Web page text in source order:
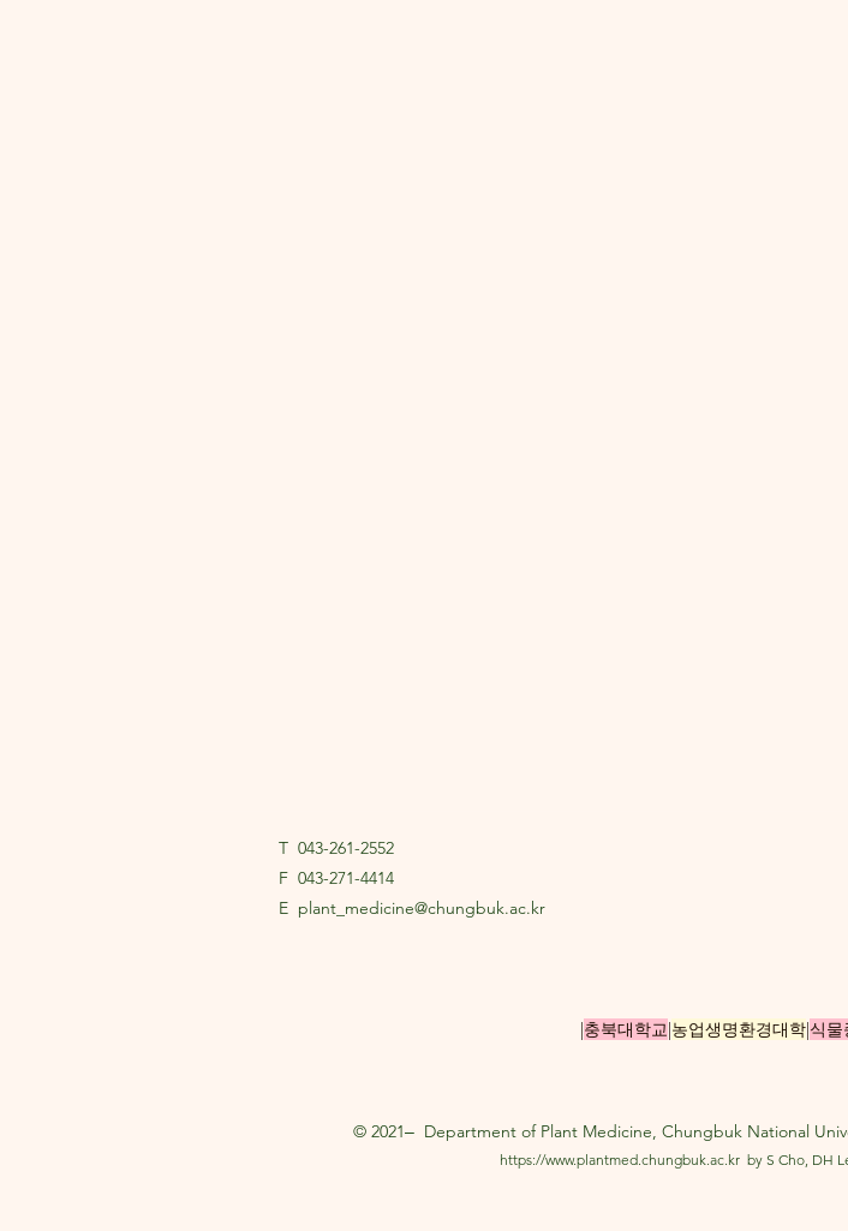
T 043-261-2552​
F 043-271-4414
E plant_medicine@chungbuk.ac.kr
|충북대학교|농업생명환경대학|식물
© 2021‒ Department of Plant Medicine, Chungbuk National
https://www.plantmed.chungbuk.ac.krby S Cho, DH